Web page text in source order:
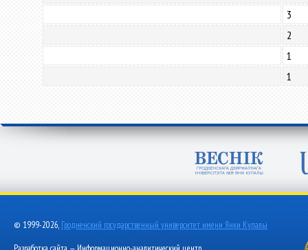
3
2
1
1
© 1999-2026, Гродненский государственный университет имени Янки Купалы